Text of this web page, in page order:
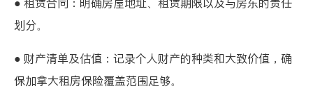
划分。
● 财产清单及估值：记录个人财产的种类和大致价值，确
保加拿大租房保险覆盖范围足够。